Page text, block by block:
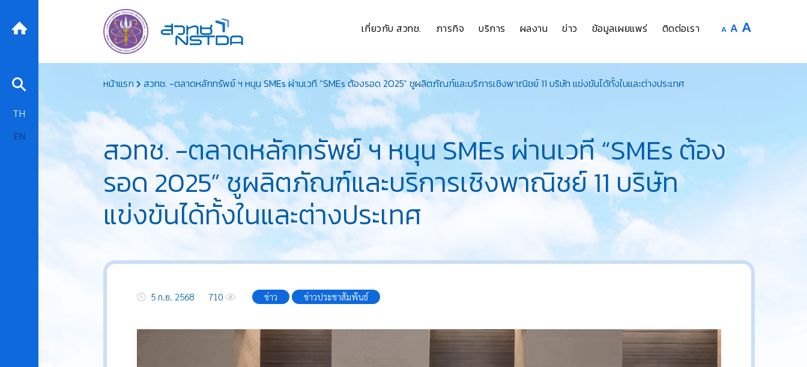
to
content
เกี่ยวกับ สวทช. ภารกิจ บริการ ผลงาน ข่าว ข้อมูลเผยแพร่ ติดต่อเรา A Decrease
A Reset
size.
A
size.
หน้าแรก สวทช. -ตลาดหลักทรัพย์ ฯ หนุน SMEs ผ่านเวที “SMEs ต้องรอด 2025” ชูผลิตภัณฑ์และบริการเชิงพาณิชย์ 11 บริษัท แข่งขันได้ทั้งในและต่างประเทศ
สวทช. -ตลาดหลักทรัพย์ ฯ หนุน SMEs ผ่านเวที “SMEs ต้อง
รอด 2025” ชูผลิตภัณฑ์และบริการเชิงพาณิชย์ 11 บริษัท
แข่งขันได้ทั้งในและต่างประเทศ
5 ก.ย. 2568 710 ข่าว ข่าวประชาสัมพันธ์
TH
EN